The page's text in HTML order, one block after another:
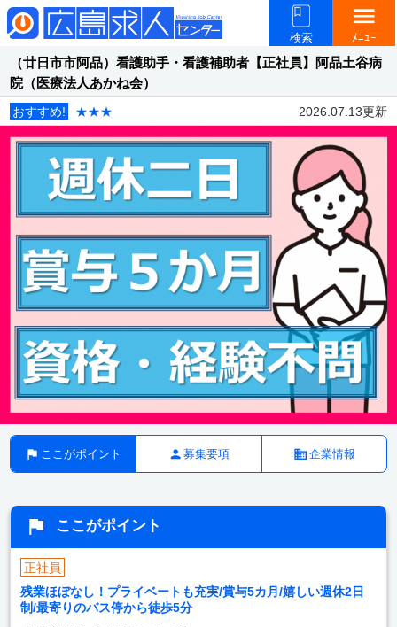
検索
menu
ﾒﾆｭｰ
（廿日市市阿品）看護助手・看護補助者【正社員】阿品土谷病
院（医療法人あかね会）
おすすめ! ★★★ 2026.07.13更新
ここがポイント 募集要項 企業情報
ここがポイント
正社員
残業ほぼなし！プライベートも充実/賞与5カ月/嬉しい週休2日
制/最寄りのバス停から徒歩5分